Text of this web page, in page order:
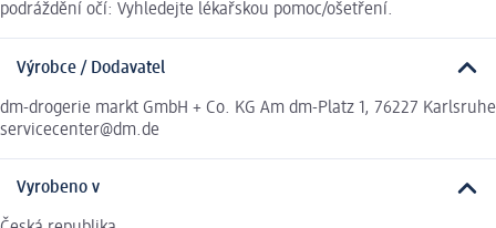
podráždění očí: Vyhledejte lékařskou pomoc/ošetření.
Výrobce / Dodavatel
dm-drogerie markt GmbH + Co. KG Am dm-Platz 1, 76227 Karlsruhe
servicecenter@dm.de
Vyrobeno v